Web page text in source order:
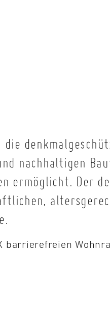
nachhaltigen
ermöglicht. Der
barrierefreien